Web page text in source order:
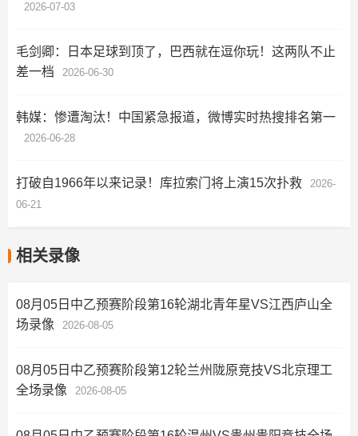
2026-07-03
毛剑卿：日本足球到顶了，巴西就在逗你玩！这两队不止
差一档
2026-06-30
韩媒：惨遭淘汰！中国紧急报道，微博实时热搜排名第一
2026-06-28
打破自1966年以来记录！库拉索门将上演15次扑救
2026-
06-21
相关录像
08月05日中乙预赛阶段第16轮湖北青年星VS江西庐山全
场录像
2026-08-05
08月05日中乙预赛阶段第12轮兰州陇原竞技VS北京理工
全场录像
2026-08-05